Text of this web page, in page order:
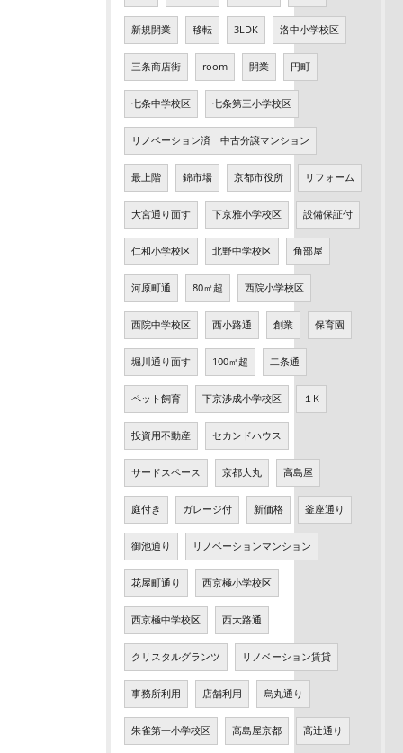
新規開業 移転 3LDK 洛中小学校区
三条商店街 room 開業 円町
七条中学校区 七条第三小学校区
リノベーション済 中古分譲マンション
最上階 錦市場 京都市役所 リフォーム
大宮通り面す 下京雅小学校区 設備保証付
仁和小学校区 北野中学校区 角部屋
河原町通 80㎡超 西院小学校区
西院中学校区 西小路通 創業 保育園
堀川通り面す 100㎡超 二条通
ペット飼育 下京渉成小学校区 １K
投資用不動産 セカンドハウス
サードスペース 京都大丸 高島屋
庭付き ガレージ付 新価格 釜座通り
御池通り リノベーションマンション
花屋町通り 西京極小学校区
西京極中学校区 西大路通
クリスタルグランツ リノベーション賃貸
事務所利用 店舗利用 烏丸通り
朱雀第一小学校区 高島屋京都 高辻通り